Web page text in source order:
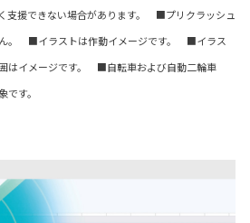
支援できない場合があります。 ■プリクラッシュ
ん。 ■イラストは作動イメージです。 ■イラス
はイメージです。 ■自転車および自動二輪車
す。